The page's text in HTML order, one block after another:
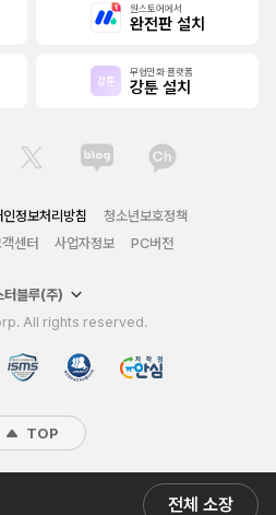
전체 소장
원스토어에서
완전판 설치
무협만화 플랫폼
강툰 설치
인정보처리방침
청소년보호정책
센터 사업자정보 PC버전
터블루(주)
All rights reserved.
TOP